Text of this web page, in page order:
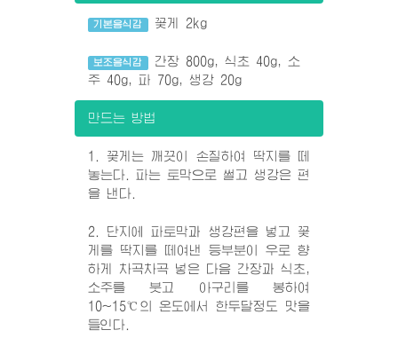
기본음식감 꽃게 2kg
보조음식감
간장 800g, 식초 40g, 소
주 40g, 파 70g, 생강 20g
만드는 방법
1. 꽃게는 깨끗이 손질하여 딱지를 떼
놓는다. 파는 토막으로 썰고 생강은 편
을 낸다.
2. 단지에 파토막과 생강편을 넣고 꽃
게를 딱지를 떼여낸 등부분이 우로 향
하게 차곡차곡 넣은 다음 간장과 식초,
소주를 붓고 아구리를 봉하여
10~15℃의 온도에서 한두달정도 맛을
들인다.